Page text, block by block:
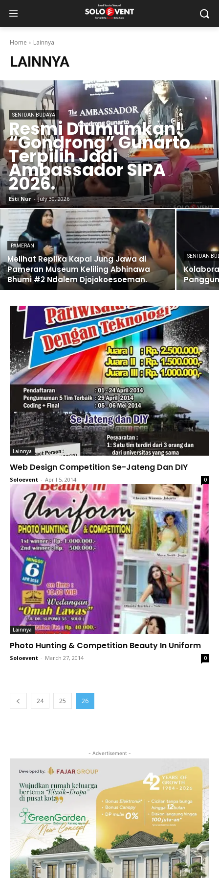
Home Lainnya
LAINNYA
SENI DAN BUDAYA
Resmi Diumumkan!
“Gondrong” Gunarto
Terpilih Jadi
Ambassador SIPA
2026.
Esti Nur - July 30, 2026
PAMERAN
Melihat Replika Kapal Jung Jawa di
Pameran Museum Keliling Abhinawa
Bhumi #2 Ndalem Djojokoesoeman.
SENI DAN
Lainnya
Web Design Competition Se-Jateng Dan DIY
Soloevent - April 5, 2014 0
Lainnya
Photo Hunting & Competition Beauty In Uniform
Soloevent - March 27, 2014 0
24 25 26
- Advertisement -